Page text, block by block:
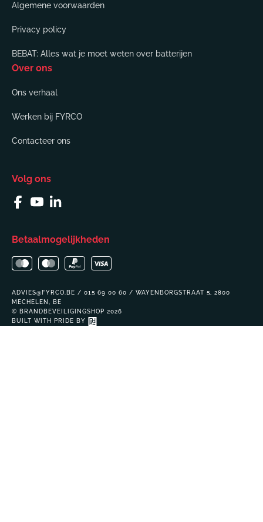
Algemene voorwaarden
Privacy policy
BEBAT: Alles wat je moet weten over batterijen
Over ons
Ons verhaal
Werken bij FYRCO
Contacteer ons
Volg ons
Facebook
YouTubeLinkedin
Betaalmogelijkheden
ADVIES@FYRCO.BE / 015 69 00 60 / WAYENBORGSTRAAT 5, 2800
MECHELEN, BE
© BRANDBEVEILIGINGSHOP 2026
BUILT WITH PRIDE BY